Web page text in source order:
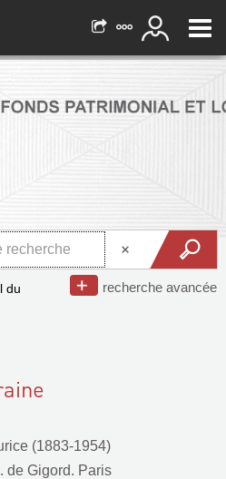
recherche avancée
du
(1883-1954)
de Gigord. Paris